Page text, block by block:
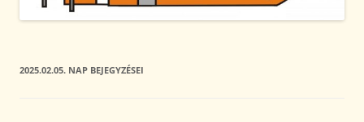
2025.02.05. NAP BEJEGYZÉSEI